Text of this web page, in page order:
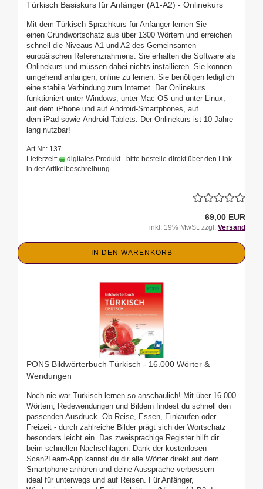
Türkisch Basiskurs für Anfänger (A1-A2) - Onlinekurs
Mit dem Türkisch Sprachkurs für Anfänger lernen Sie
einen Grundwortschatz aus über 1300 Wörtern und erreichen
schnell die Niveaus A1 und A2 des Gemeinsamen
europäischen Referenzrahmens. Sie erhalten die Software als
Onlinekurs und müssen dabei nichts installieren. Sie können
umgehend anfangen, online zu lernen. Sie benötigen lediglich
eine stabile Verbindung zum Internet. Der Onlinekurs
funktioniert unter Windows, unter Mac OS und unter Linux,
auf dem iPhone und auf Android-Smartphones, auf
dem iPad sowie Android-Tablets. Der Onlinekurs ist 10 Jahre
lang nutzbar!
Art.Nr.: 137
Lieferzeit:
digitales Produkt - bitte bestelle direkt über den Link
in der Artikelbeschreibung
69,00 EUR
inkl. 19% MwSt. zzgl. Versand
IN DEN WARENKORB
PONS Bildwörterbuch Türkisch - 16.000 Wörter &
Wendungen
Noch nie war Türkisch lernen so anschaulich! Mit über 16.000
Wörtern, Redewendungen und Bildern findest du schnell den
passenden Ausdruck. Ob Reise, Essen, Einkaufen oder
Freizeit - durch zahlreiche Bilder prägt sich der Wortschatz
besonders leicht ein. Das zweisprachige Register hilft dir
beim schnellen Nachschlagen. Dank der kostenlosen
Scan2Learn-App kannst du dir alle Wörter direkt auf dem
Smartphone anhören und deine Aussprache verbessern -
ideal für unterwegs und auf Reisen. Für Anfänger,